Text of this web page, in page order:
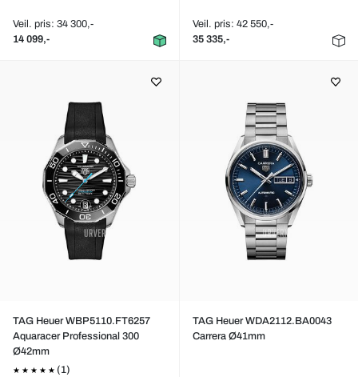
Veil. pris: 34 300,-
14 099,-
Veil. pris: 42 550,-
35 335,-
TAG Heuer WBP5110.FT6257
Aquaracer Professional 300
Ø42mm
(1)
TAG Heuer WDA2112.BA0043
Carrera Ø41mm